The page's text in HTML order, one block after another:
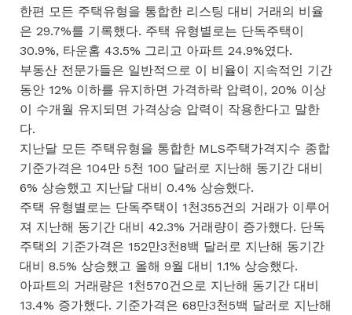
한편 모든 주택유형을 통합한 리스팅 대비 거래의 비율
은 29.7%를 기록했다. 주택 유형별로는 단독주택이
30.9%, 타운홈 43.5% 그리고 아파트 24.9%였다.
부동산 전문가들은 일반적으로 이 비율이 지속적인 기간
동안 12% 이하를 유지하면 가격하락 압력이, 20% 이상
이 수개월 유지되면 가격상승 압력이 작용한다고 말한
다.
지난달 모든 주택유형을 통합한 MLS주택가격지수 종합
기준가격은 104만 5천 100 달러로 지난해 동기간 대비
6% 상승했고 지난달 대비 0.4% 상승했다.
주택 유형별로는 단독주택이 1천355건의 거래가 이루어
져 지난해 동기간 대비 42.3% 거래량이 증가했다. 단독
주택의 기준가격은 152만3천8백 달러로 지난해 동기간
대비 8.5% 상승했고 올해 9월 대비 1.1% 상승했다.
아파트의 거래량은 1천570건으로 지난해 동기간 대비
13.4% 증가했다. 기준가격은 68만3천5백 달러로 지난해